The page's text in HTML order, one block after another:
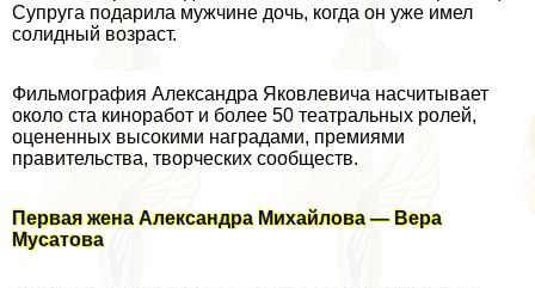
Супруга подарила мужчине дочь, когда он уже имел
солидный возраст.
Фильмография Александра Яковлевича насчитывает
около ста киноработ и более 50 театральных ролей,
оцененных высокими наградами, премиями
правительства, творческих сообществ.
Первая жена Александра Михайлова — Вера
Мусатова